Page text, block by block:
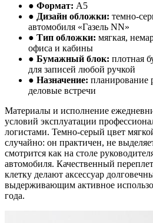
● Формат: А5
● Дизайн обложки: темно-
автомобиля «Газель NN»
● Тип обложки: мягкая,
офиса и кабины
● Бумажный блок: плотная
для записей любой ручкой
● Назначение: планирование
деловые встречи
Материалы и исполнение
условий эксплуатации
логистами. Темно-серый цвет
случайно: он практичен, не
смотрится как на столе
автомобиля. Качественный
клетку делают аксессуар
выдерживающим активное
года.